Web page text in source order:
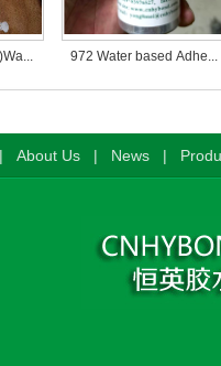
972 Water based Adhe...
| About Us | News |